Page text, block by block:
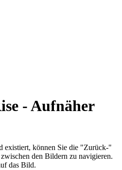
- Aufnäher
existiert, können Sie die "Zurück-"
den Bildern zu navigieren.
das Bild.